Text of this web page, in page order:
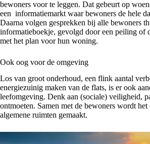
bewoners voor te leggen. Dat gebeurt op
een informatiemarkt waar bewoners de hele
Daarna volgen gesprekken bij alle bewoners
informatieboekje, gevolgd door een peiling of
met het plan voor hun woning.
Ook oog voor de omgeving
Los van groot onderhoud, een flink aantal
energiezuinig maken van de flats, is er ook
leefomgeving. Denk aan (sociale) veiligheid,
ontmoeten. Samen met de bewoners wordt
algemene ruimten gemaakt.